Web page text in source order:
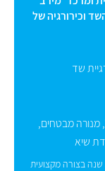
וכירורגיה של
שד
,מנורה מבטחים,
שיא
"פרופסור פפא טיפל ומטפל בי למעלה מ 30 שנה בצורה מקצועית